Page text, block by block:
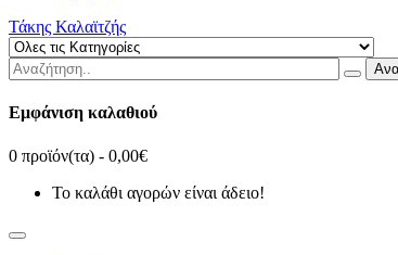
Τάκης Καλαϊτζής
Εμφάνιση καλαθιού
0 προϊόν(τα) - 0,00€
Το καλάθι αγορών είναι άδειο!